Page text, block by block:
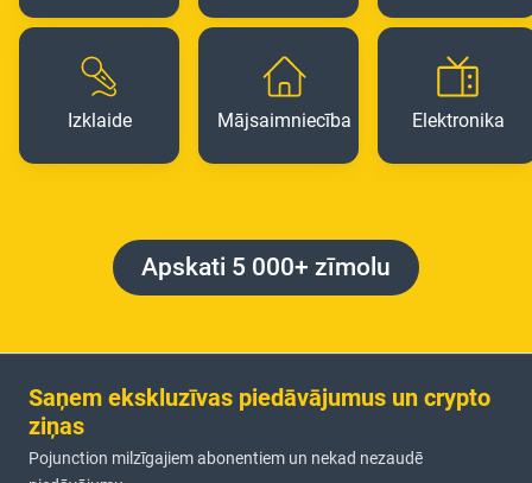
Izklaide Mājsaimniecība Elektronika
Apskati 5 000+ zīmolu
Saņem ekskluzīvas piedāvājumus un crypto
ziņas
Pojunction milzīgajiem abonentiem un nekad nezaudē